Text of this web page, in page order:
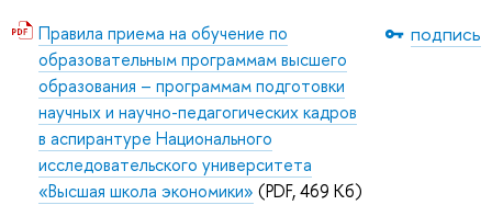
Правила приема на обучение по
образовательным программам высшего
образования – программам подготовки
научных и научно-педагогических кадров
в аспирантуре Национального
исследовательского университета
«Высшая школа экономики» (PDF, 469 Кб)
подпись